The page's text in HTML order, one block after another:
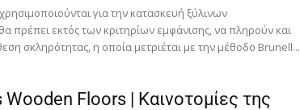
για την κατασκευή ξύλινων
πρέπει εκτός των κριτηρίων εμφάνισης, να πληρoύν και
σκληρότητας, η οποία μετριέται με την μέθοδο Brunell...
Floors | Καινοτομίες της